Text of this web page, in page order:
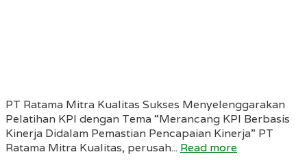
PT Ratama Mitra Kualitas Sukses Menyelenggarakan
Pelatihan KPI dengan Tema “Merancang KPI Berbasis
Kinerja Didalam Pemastian Pencapaian Kinerja” PT
Ratama Mitra Kualitas, perusah... Read more